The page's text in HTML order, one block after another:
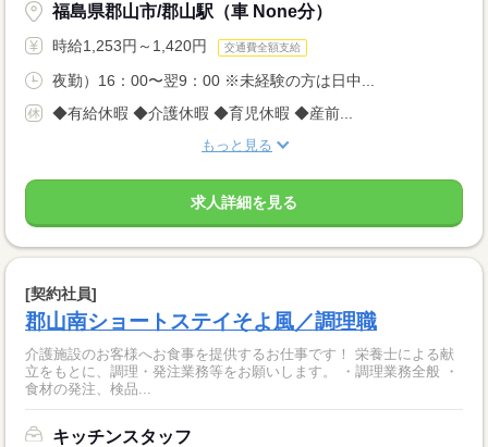
福島県郡山市/郡山駅（車 None分）
時給1,253円～1,420円 交通費全額支給
夜勤）16：00〜翌9：00 ※未経験の方は日中...
◆有給休暇 ◆介護休暇 ◆育児休暇 ◆産前...
もっと見る
求人詳細を見る
[契約社員]
郡山南ショートステイそよ風／調理職
介護施設のお客様へお食事を提供するお仕事です！ 栄養士による献
立をもとに、調理・発注業務等をお願いします。 ・調理業務全般 ・
食材の発注、検品...
キッチンスタッフ